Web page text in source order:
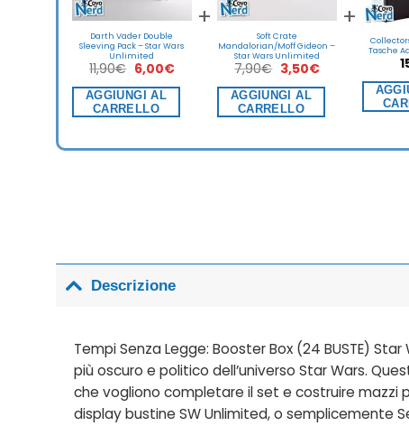
Darth Vader Double
Sleeving Pack – Star Wars
Unlimited
11,90€ Il
prezzo
originale
era:
11,90€.
6,00€Il
attuale
6,00€.
AGGIUNGI AL
CARRELLO
+
Soft Crate
Mandalorian/Moff Gideon –
Star Wars Unlimited
7,90€ Il
prezzo
originale
era:
7,90€.
3,50€Il
attuale
3,50€.
AGGIUNGI AL
CARRELLO
+
Tasche
Descrizione
Tempi Senza Legge: Booster Box (24 BUSTE)
più oscuro e politico dell’universo Star Wars.
che vogliono completare il set e costruire
display bustine SW Unlimited, o semplicemente